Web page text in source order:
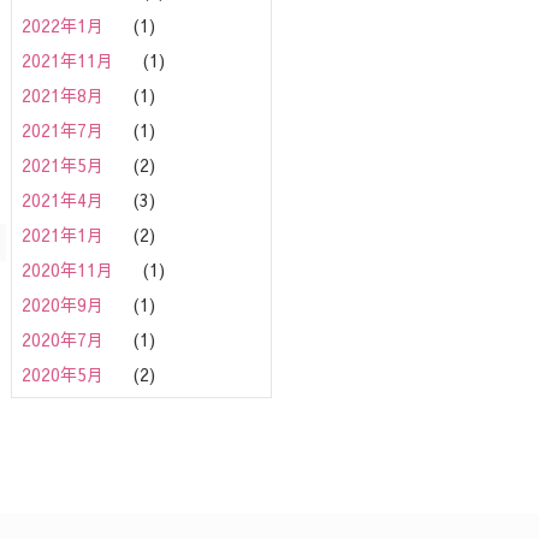
2022年1月
(1)
2021年11月
(1)
2021年8月
(1)
2021年7月
(1)
2021年5月
(2)
2021年4月
(3)
2021年1月
(2)
2020年11月
(1)
2020年9月
(1)
2020年7月
(1)
2020年5月
(2)